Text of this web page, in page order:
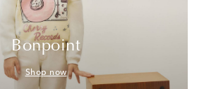
Bonpoint
Shop now